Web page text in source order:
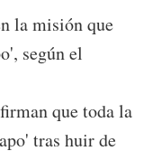
la misión que
según el
que toda la
tras huir de